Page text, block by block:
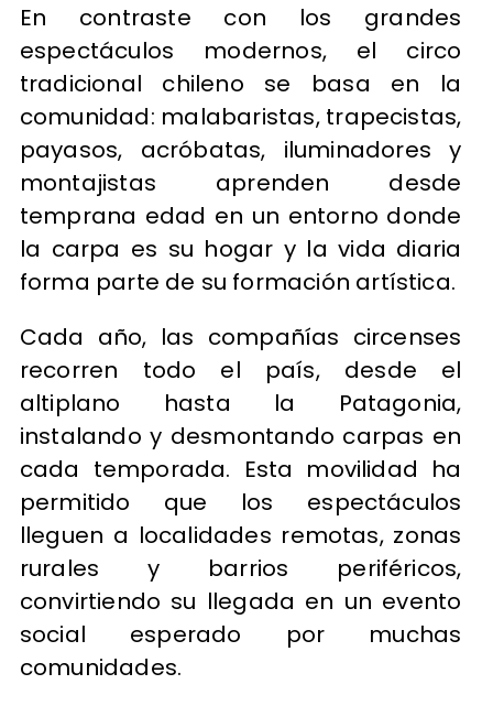
En contraste con los grandes
espectáculos modernos, el circo
tradicional chileno se basa en la
comunidad: malabaristas, trapecistas,
payasos, acróbatas, iluminadores y
montajistas aprenden desde
temprana edad en un entorno donde
la carpa es su hogar y la vida diaria
forma parte de su formación artística.
Cada año, las compañías circenses
recorren todo el país, desde el
altiplano hasta la Patagonia,
instalando y desmontando carpas en
cada temporada. Esta movilidad ha
permitido que los espectáculos
lleguen a localidades remotas, zonas
rurales y barrios periféricos,
convirtiendo su llegada en un evento
social esperado por muchas
comunidades.